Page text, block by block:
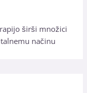
širši množici
načinu